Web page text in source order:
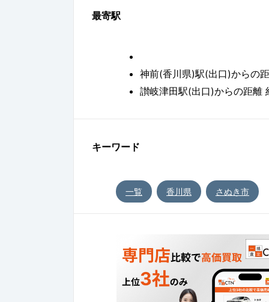
最寄駅
神前(香川県)駅(出口)からの
讃岐津田駅(出口)からの距
キーワード
一覧 香川県 さぬき市